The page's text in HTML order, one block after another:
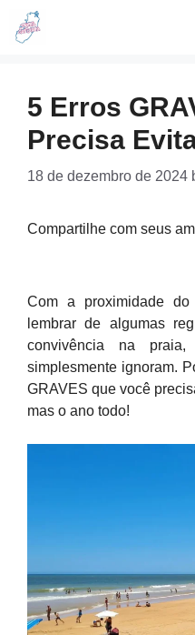
Skip
5 Erros
Precisa
18 de dezembro de 2024
Compartilhe com seus
Com a proximidade
lembrar de algumas
convivência na
simplesmente ignoram.
GRAVES que você
mas o ano todo!